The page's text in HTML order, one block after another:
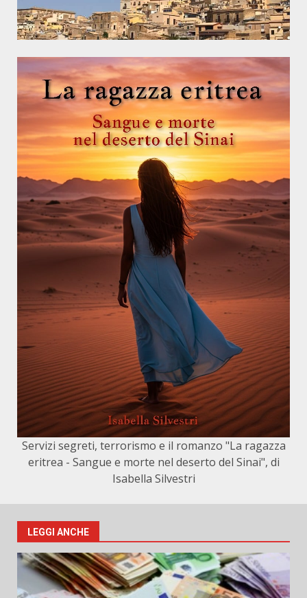
Servizi segreti, terrorismo e il romanzo "La ragazza
eritrea - Sangue e morte nel deserto del Sinai", di
Isabella Silvestri
LEGGI ANCHE